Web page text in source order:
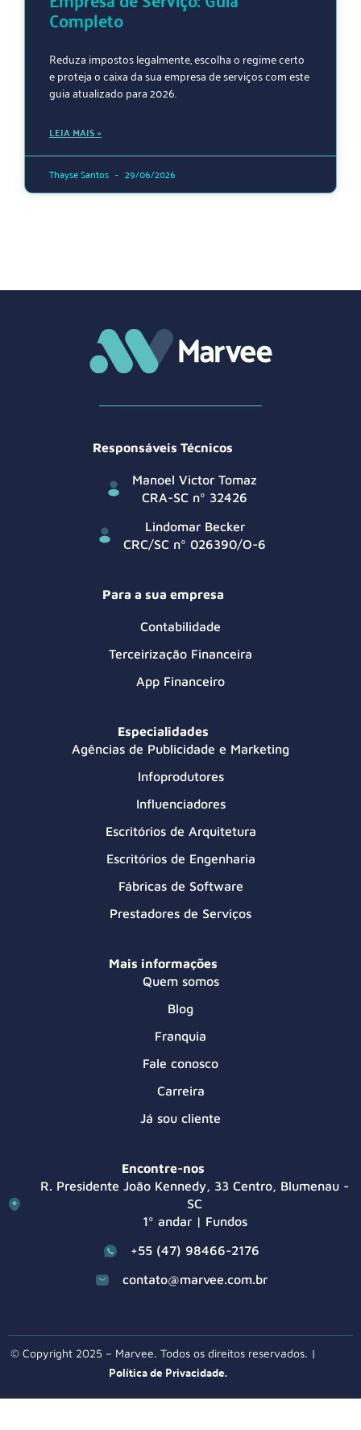
Completo
Reduza impostos legalmente, escolha o regime certo
e proteja o caixa da sua empresa de serviços com este
guia atualizado para 2026.
LEIA MAIS »
Thayse Santos 29/06/2026
Responsáveis Técnicos
Manoel Victor Tomaz
CRA-SC nº 32426
Lindomar Becker
CRC/SC nº 026390/O-6
Para a sua empresa
Contabilidade
Terceirização Financeira
App Financeiro
Especialidades
Agências de Publicidade e Marketing
Infoprodutores
Influenciadores
Escritórios de Arquitetura
Escritórios de Engenharia
Fábricas de Software
Prestadores de Serviços
Mais informações
Quem somos
Blog
Franquia
Fale conosco
Carreira
Já sou cliente
Encontre-nos
R. Presidente João Kennedy, 33 Centro, Blumenau -
SC
1º andar | Fundos
+55 (47) 98466-2176
contato@marvee.com.br
© Copyright 2025 – Marvee. Todos os direitos reservados. |
Política de Privacidade.